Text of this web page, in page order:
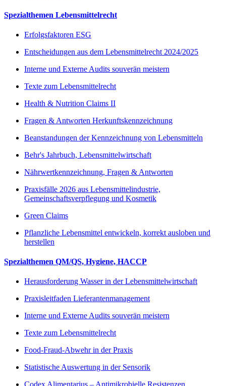
Spezialthemen Lebensmittelrecht
Erfolgsfaktoren ESG
Entscheidungen aus dem Lebensmittelrecht 2024/2025
Interne und Externe Audits souverän meistern
Texte zum Lebensmittelrecht
Health & Nutrition Claims II
Fragen & Antworten Herkunftskennzeichnung
Beanstandungen der Kennzeichnung von Lebensmitteln
Behr's Jahrbuch, Lebensmittelwirtschaft
Nährwertkennzeichnung, Fragen & Antworten
Praxisfälle 2026 aus Lebensmittelindustrie,
Gemeinschaftsverpflegung und Kosmetik
Green Claims
Pflanzliche Lebensmittel entwickeln, korrekt ausloben und
herstellen
Spezialthemen QM/QS, Hygiene, HACCP
Herausforderung Wasser in der Lebensmittelwirtschaft
Praxisleitfaden Lieferantenmanagement
Interne und Externe Audits souverän meistern
Texte zum Lebensmittelrecht
Food-Fraud-Abwehr in der Praxis
Statistische Auswertung in der Sensorik